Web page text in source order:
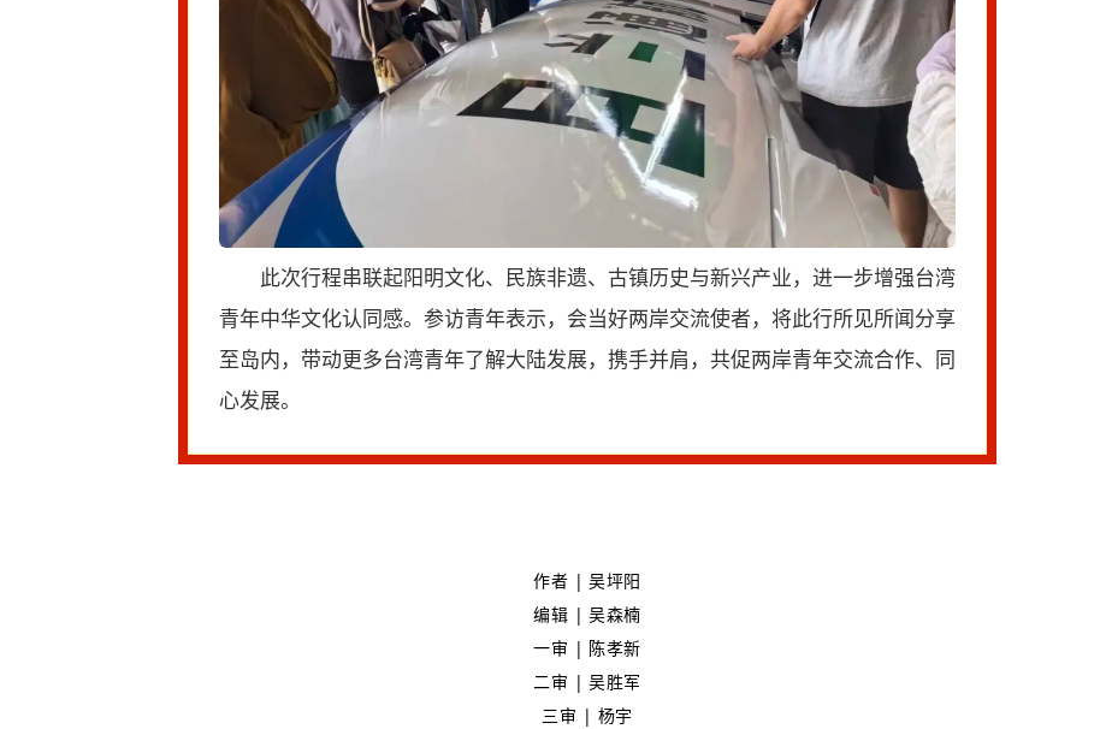
此次行程串联起阳明文化、民族非遗、古镇历史与新兴产业，进一步增强台湾
青年中华文化认同感。参访青年表示，会当好两岸交流使者，将此行所见所闻分享
至岛内，带动更多台湾青年了解大陆发展，携手并肩，共促两岸青年交流合作、同
心发展。
作者 | 吴坪阳
编辑 | 吴森楠
一审 | 陈孝新
二审 |吴胜军
三审 | 杨宇